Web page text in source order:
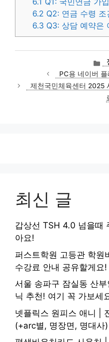
6.2 Q2: 연금 수령
6.3 Q3: 상담 예약은
카
테
고
리
PC용 네이버
제천국민체육센터 2025
최신 글
갑상선 TSH 4.0 넘을때
아요!
퍼스트학원 고등관 학
수강료 안내 공유할게요!
서울 송파구 잠실동 산
닉 추천! 여기 꼭 가보세
넷플릭스 원피스 애니 |
(+arc별, 명장면, 명대사